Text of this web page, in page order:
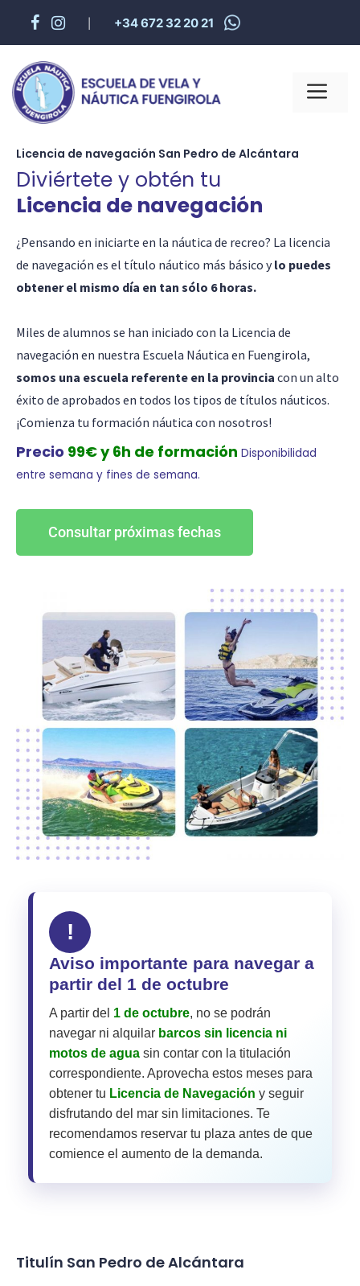
+34 672 32 20 21
Licencia de navegación San Pedro de Alcántara
Diviértete y obtén tu
Licencia de navegación
¿Pensando en iniciarte en la náutica de recreo? La licencia
de navegación es el título náutico más básico ylo puedes
obtener el mismo día en tan sólo 6 horas.
Miles de alumnos se han iniciado con la Licencia de
navegación en nuestra Escuela Náutica en Fuengirola,
somos una escuela referente en la provincia con un alto
éxito de aprobados en todos los tipos de títulos náuticos.
¡Comienza tu formación náutica con nosotros!
Precio 99€ y 6h de formación Disponibilidad
entre semana y fines de semana.
Consultar próximas fechas
!
Aviso importante para navegar a
partir del 1 de octubre
A partir del 1 de octubre, no se podrán
navegar ni alquilar barcos sin licencia ni
motos de agua sin contar con la titulación
correspondiente. Aprovecha estos meses para
obtener tu Licencia de Navegación y seguir
disfrutando del mar sin limitaciones. Te
recomendamos reservar tu plaza antes de que
comience el aumento de la demanda.
Titulín San Pedro de Alcántara